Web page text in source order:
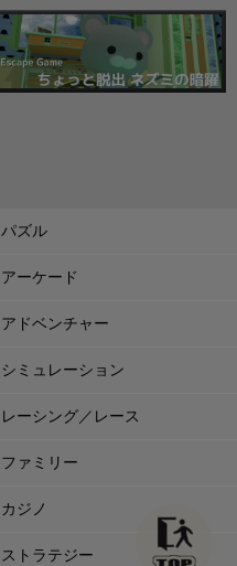
パズル
アーケード
アドベンチャー
シミュレーション
レーシング／レース
ファミリー
カジノ
ストラテジー